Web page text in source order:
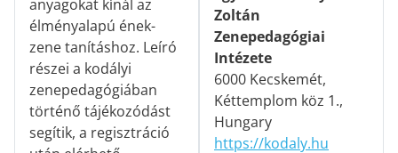
anyagokat kínál az
élményalapú ének-
zene tanításhoz. Leíró
részei a kodályi
zenepedagógiában
történő tájékozódást
segítik, a regisztráció
Zoltán
Zenepedagógiai
Intézete
6000 Kecskemét,
Kéttemplom köz 1.,
Hungary
https://kodaly.hu